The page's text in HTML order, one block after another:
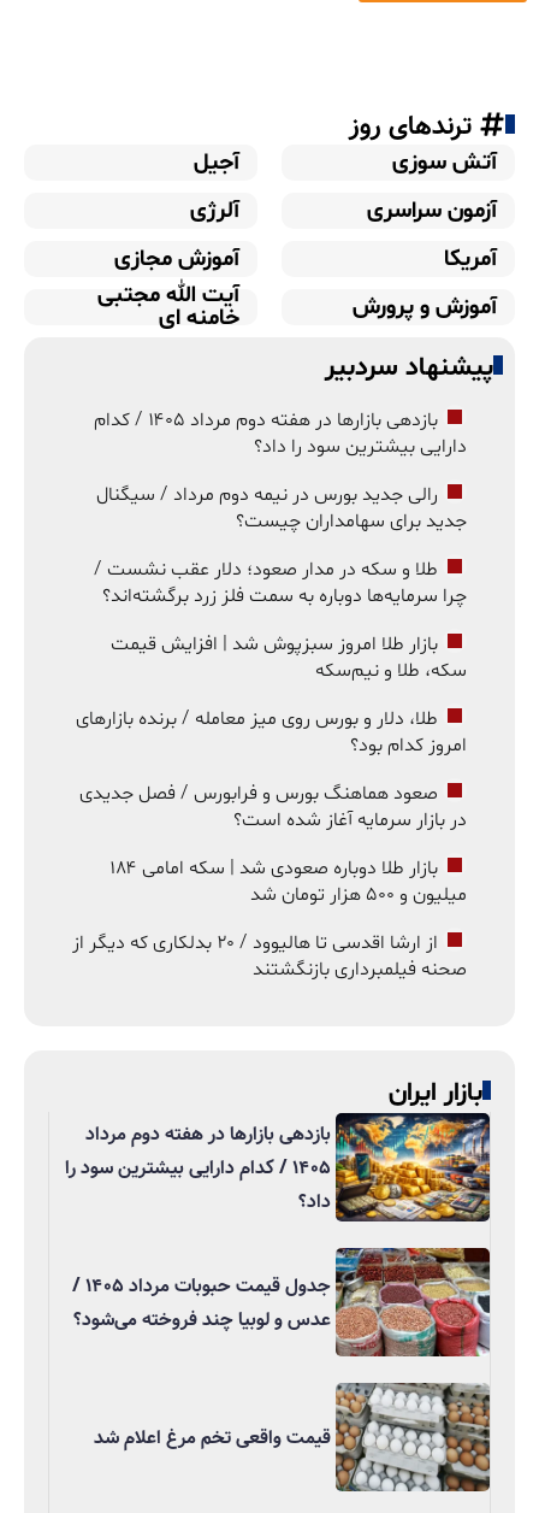
ترندهای روز
آتش سوزی
آجیل
آزمون سراسری
آلرژی
آمریکا
آموزش مجازی
آموزش و پرورش
آیت الله مجتبی
خامنه ای
پیشنهاد سردبیر
بازدهی بازارها در هفته دوم مرداد ۱۴۰۵ / کدام
دارایی بیشترین سود را داد؟
رالی جدید بورس در نیمه دوم مرداد / سیگنال
جدید برای سهامداران چیست؟
طلا و سکه در مدار صعود؛ دلار عقب نشست /
چرا سرمایه‌ها دوباره به سمت فلز زرد برگشته‌اند؟
بازار طلا امروز سبزپوش شد | افزایش قیمت
سکه، طلا و نیم‌سکه
طلا، دلار و بورس روی میز معامله / برنده بازارهای
امروز کدام بود؟
صعود هماهنگ بورس و فرابورس / فصل جدیدی
در بازار سرمایه آغاز شده است؟
بازار طلا دوباره صعودی شد | سکه امامی ۱۸۴
میلیون و ۵۰۰ هزار تومان شد
از ارشا اقدسی تا هالیوود / ۲۰ بدلکاری که دیگر از
صحنه فیلمبرداری بازنگشتند
بازار ایران
بازدهی بازارها در هفته دوم مرداد
۱۴۰۵ / کدام دارایی بیشترین سود را
داد؟
جدول قیمت حبوبات مرداد ۱۴۰۵ /
عدس و لوبیا چند فروخته می‌شود؟
قیمت واقعی تخم مرغ اعلام شد